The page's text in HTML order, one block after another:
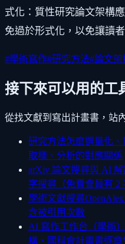
式化：質性研究論文架構
免過於形式化，以免讓讀
#學術寫作#研究方法#論文架
接下來可以用的工
從找文獻到寫出計畫書，站
研究方法怎麼選量化
取樣、分析的對應關係
arXiv 論文搜尋與 AI 解
字搜尋（免費會員有 2
學術文獻搜尋
含被引用次數
AI 寫作工作台（學術）
構、國科會計畫書逐章